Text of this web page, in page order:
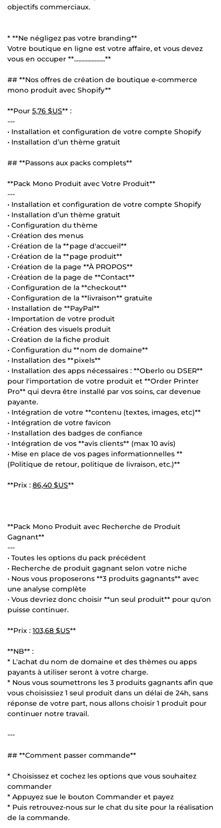
objectifs commerciaux.
* **Ne négligez pas votre branding**
Votre boutique en ligne est votre affaire, et vous devez
vous en occuper **.....................**
## **Nos offres de création de boutique e-commerce
mono produit avec Shopify**
**Pour 5,76 $US** :
---
• Installation et configuration de votre compte Shopify
• Installation d’un thème gratuit
## **Passons aux packs complets**
**Pack Mono Produit avec Votre Produit**
---
• Installation et configuration de votre compte Shopify
• Installation d’un thème gratuit
• Configuration du thème
• Création des menus
• Création de la **page d'accueil**
• Création de la **page produit**
• Création de la page **À PROPOS**
• Création de la page de **Contact**
• Configuration de la **checkout**
• Configuration de la **livraison** gratuite
• Installation de **PayPal**
• Importation de votre produit
• Création des visuels produit
• Création de la fiche produit
• Configuration du **nom de domaine**
• Installation des **pixels**
• Installation des apps nécessaires : **Oberlo ou DSER**
pour l'importation de votre produit et **Order Printer
Pro** qui devra être installé par vos soins, car devenue
payante.
• Intégration de votre **contenu (textes, images, etc)**
• Intégration de votre favicon
• Installation des badges de confiance
• Intégration de vos **avis clients** (max 10 avis)
• Mise en place de vos pages informationnelles **
(Politique de retour, politique de livraison, etc.)**
**Prix : 86,40 $US**
**Pack Mono Produit avec Recherche de Produit
Gagnant**
---
• Toutes les options du pack précédent
• Recherche de produit gagnant selon votre niche
• Nous vous proposerons **3 produits gagnants** avec
une analyse complète
• Vous devriez donc choisir **un seul produit** pour qu'on
puisse continuer.
**Prix : 103,68 $US**
**NB** :
* L'achat du nom de domaine et des thèmes ou apps
payants à utiliser seront à votre charge.
* Nous vous soumettrons les 3 produits gagnants afin que
vous choisissiez 1 seul produit dans un délai de 24h, sans
réponse de votre part, nous allons choisir 1 produit pour
continuer notre travail.
---
## **Comment passer commande**
* Choisissez et cochez les options que vous souhaitez
commander
* Appuyez sue le bouton Commander et payez
* Puis retrouvez-nous sur le chat du site pour la réalisation
de la commande.